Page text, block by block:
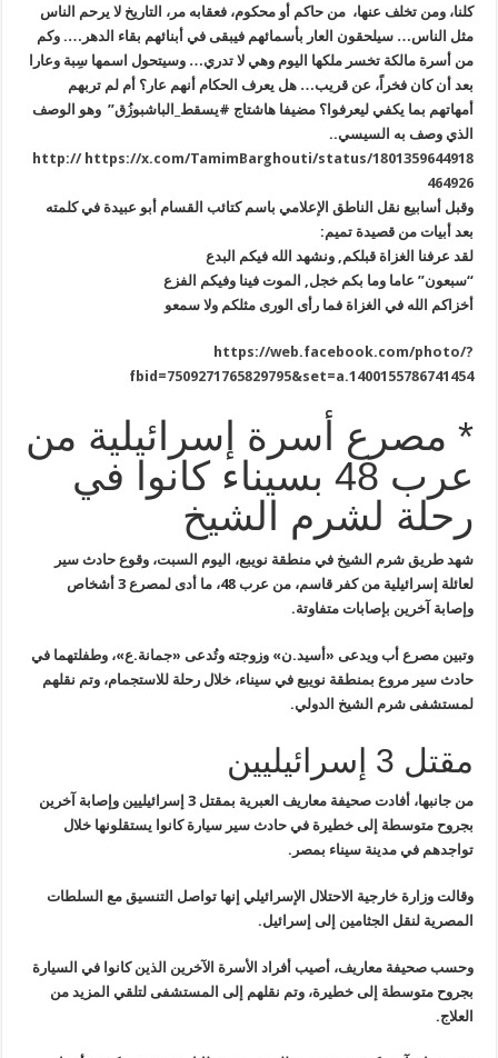
كلنا، ومن تخلف عنها، من حاكم أو محكوم، فعقابه مر، التاريخ لا يرحم الناس
مثل الناس… سيلحقون العار بأسمائهم فيبقى في أبنائهم بقاء الدهر…. وكم
من أسرة مالكة تخسر ملكها اليوم وهي لا تدري… وسيتحول اسمها سِبة وعارا
بعد أن كان فخراً، عن قريب… هل يعرف الحكام أنهم عار؟ أم لم تربهم
أمهاتهم بما يكفي ليعرفوا؟ مضيفا هاشتاج #يسقط_الباشبوزُق” وهو الوصف
الذي وصف به السيسي..
http:// https://x.com/TamimBarghouti/status/1801359644918
464926
وقبل أسابيع نقل الناطق الإعلامي باسم كتائب القسام أبو عبيدة في كلمته
بعد أبيات من قصيدة تميم:
لقد عرفنا الغزاة قبلكم, ونشهد الله فيكم البدع
“سبعون” عاما وما بكم خجل, الموت فينا وفيكم الفزع
أخزاكم الله في الغزاة فما رأى الورى مثلكم ولا سمعو
https://web.facebook.com/photo/?
fbid=7509271765829795&set=a.1400155786741454
* مصرع أسرة إسرائيلية من
عرب 48 بسيناء كانوا في
رحلة لشرم الشيخ
شهد طريق شرم الشيخ في منطقة نويبع، اليوم السبت، وقوع حادث سير
لعائلة إسرائيلية من كفر قاسم، من عرب 48، ما أدى
لمصرع 3 أشخاص
وإصابة آخرين بإصابات متفاوتة.
وتبين مصرع أب ويدعى «أسيد.ن» وزوجته وتُدعى «جمانة.ع»، وطفلتهما في
حادث سير مروع بمنطقة نويبع في سيناء، خلال رحلة للاستجمام، وتم نقلهم
لمستشفى شرم الشيخ الدولي.
مقتل 3 إسرائيليين
من جانبها، أفادت صحيفة معاريف العبرية بمقتل 3 إسرائيليين وإصابة آخرين
بجروح متوسطة إلى خطيرة في حادث سير سيارة كانوا يستقلونها خلال
تواجدهم في مدينة سيناء بمصر .
وقالت وزارة خارجية الاحتلال الإسرائيلي إنها تواصل التنسيق مع السلطات
المصرية لنقل الجثامين إلى إسرائيل.
وحسب صحيفة معاريف، أصيب أفراد الأسرة الآخرين الذين كانوا في السيارة
بجروح متوسطة إلى خطيرة، وتم نقلهم إلى المستشفى لتلقي المزيد من
العلاج.